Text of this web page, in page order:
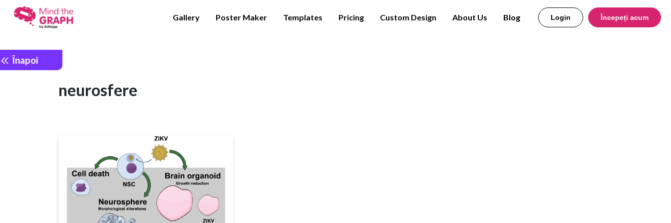
Gallery Poster Maker Templates Pricing Custom Design About Us Blog Login Începeți acum
Înapoi
neurosfere